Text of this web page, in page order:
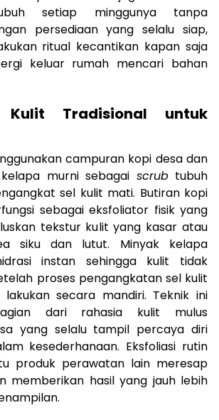
setiap minggunya tanpa
persediaan yang selalu siap,
ritual kecantikan kapan saja
keluar rumah mencari bahan
Kulit Tradisional untuk
campuran kopi desa dan
murni sebagai scrubtubuh
sel kulit mati. Butiran kopi
sebagai eksfoliator fisik yang
tekstur kulit yang kasar atau
siku dan lutut. Minyak kelapa
instan sehingga kulit tidak
proses pengangkatan sel kulit
secara mandiri. Teknik ini
dari rahasia kulit mulus
yang selalu tampil percaya diri
kesederhanaan. Eksfoliasi rutin
produk perawatan lain meresap
memberikan hasil yang jauh lebih